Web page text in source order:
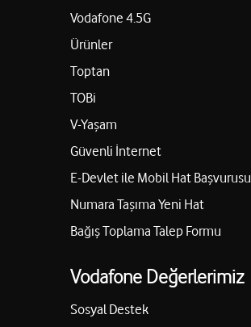
Vodafone 4.5G
Ürünler
Toptan
TOBi
V-Yaşam
Güvenli İnternet
E-Devlet ile Mobil Hat Başvurusu
Numara Taşıma Yeni Hat
Bağış Toplama Talep Formu
Vodafone Değerlerimiz
Sosyal Destek